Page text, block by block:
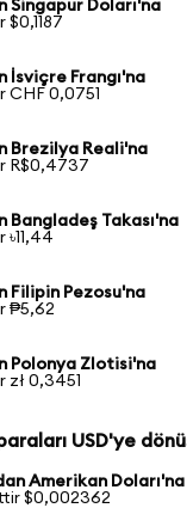
Singapur Doları'na
$0,1187
İsviçre Frangı'na
CHF 0,0751
Brezilya Reali'na
R$0,4737
Bangladeş Takası'na
৳11,44
Filipin Pezosu'na
₱5,62
Polonya Zlotisi'na
zł 0,3451
USD'ye
Amerikan Doları'na
$0,002362